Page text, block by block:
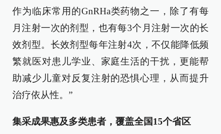
作为临床常用的GnRHa类药物之一，除了有每
月注射一次的剂型，也有每3个月注射一次的长
效剂型。长效剂型每年注射4次，不仅能降低频
繁就医对患儿学业、家庭生活的干扰，更能帮
助减少儿童对反复注射的恐惧心理，从而提升
治疗依从性。”
集采成果惠及多类患者，覆盖全国15个省区